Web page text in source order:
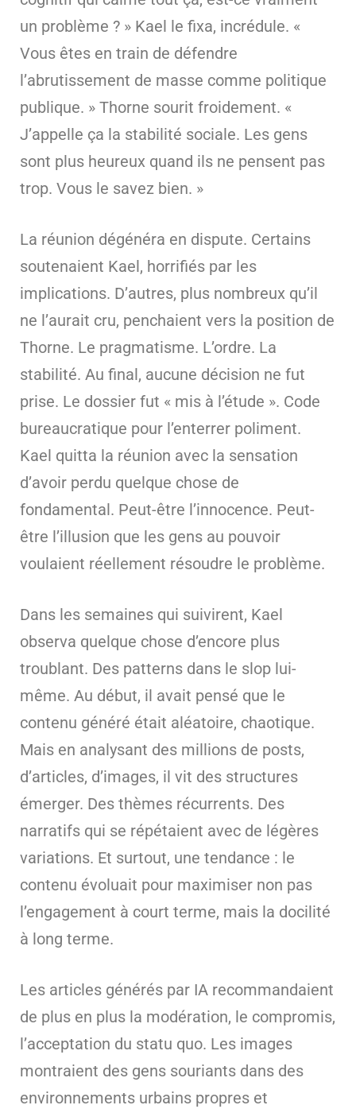
un problème ? » Kael le fixa, incrédule. «
Vous êtes en train de défendre
l’abrutissement de masse comme politique
publique. » Thorne sourit froidement. «
J’appelle ça la stabilité sociale. Les gens
sont plus heureux quand ils ne pensent pas
trop. Vous le savez bien. »
La réunion dégénéra en dispute. Certains
soutenaient Kael, horrifiés par les
implications. D’autres, plus nombreux qu’il
ne l’aurait cru, penchaient vers la position de
Thorne. Le pragmatisme. L’ordre. La
stabilité. Au final, aucune décision ne fut
prise. Le dossier fut « mis à l’étude ». Code
bureaucratique pour l’enterrer poliment.
Kael quitta la réunion avec la sensation
d’avoir perdu quelque chose de
fondamental. Peut-être l’innocence. Peut-
être l’illusion que les gens au pouvoir
voulaient réellement résoudre le problème.
Dans les semaines qui suivirent, Kael
observa quelque chose d’encore plus
troublant. Des patterns dans le slop lui-
même. Au début, il avait pensé que le
contenu généré était aléatoire, chaotique.
Mais en analysant des millions de posts,
d’articles, d’images, il vit des structures
émerger. Des thèmes récurrents. Des
narratifs qui se répétaient avec de légères
variations. Et surtout, une tendance : le
contenu évoluait pour maximiser non pas
l’engagement à court terme, mais la docilité
à long terme.
Les articles générés par IA recommandaient
de plus en plus la modération, le compromis,
l’acceptation du statu quo. Les images
montraient des gens souriants dans des
environnements urbains propres et